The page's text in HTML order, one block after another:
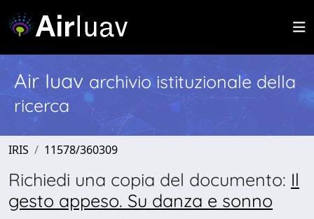
Air Iuav archivio istituzionale della
ricerca
IRIS 11578/360309
Richiedi una copia del documento: Il
gesto appeso. Su danza e sonno